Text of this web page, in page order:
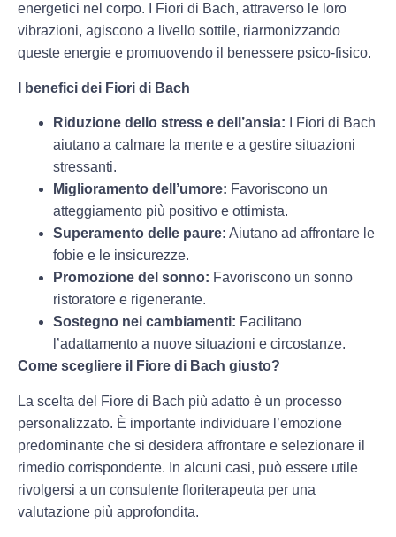
energetici nel corpo. I Fiori di Bach, attraverso le loro
vibrazioni, agiscono a livello sottile, riarmonizzando
queste energie e promuovendo il benessere psico-fisico.
I benefici dei Fiori di Bach
Riduzione dello stress e dell’ansia: I Fiori di Bach
aiutano a calmare la mente e a gestire situazioni
stressanti.
Miglioramento dell’umore: Favoriscono un
atteggiamento più positivo e ottimista.
Superamento delle paure: Aiutano ad affrontare le
fobie e le insicurezze.
Promozione del sonno: Favoriscono un sonno
ristoratore e rigenerante.
Sostegno nei cambiamenti: Facilitano
l’adattamento a nuove situazioni e circostanze.
Come scegliere il Fiore di Bach giusto?
La scelta del Fiore di Bach più adatto è un processo
personalizzato. È importante individuare l’emozione
predominante che si desidera affrontare e selezionare il
rimedio corrispondente. In alcuni casi, può essere utile
rivolgersi a un consulente floriterapeuta per una
valutazione più approfondita.